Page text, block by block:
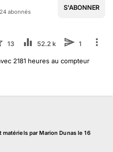
abonnés
S'ABONNER
1/2
13 52.2 k 1
2181 heures au compteur
par Marion Dunas le 16